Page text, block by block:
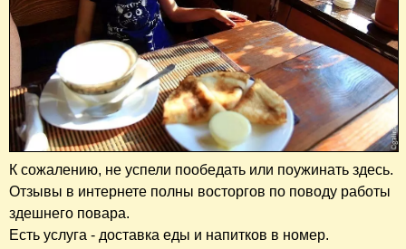
К сожалению, не успели пообедать или поужинать здесь.
Отзывы в интернете полны восторгов по поводу работы
здешнего повара.
Есть услуга - доставка еды и напитков в номер.